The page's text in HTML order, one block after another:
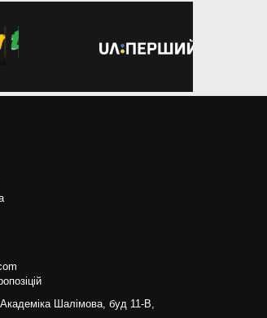
Шалімова, буд 11-В,